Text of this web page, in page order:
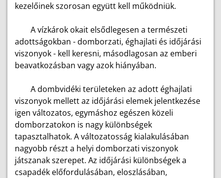
kezelőinek szorosan együtt kell működniük.
A vízkárok okait elsődlegesen a természeti
adottságokban - domborzati, éghajlati és időjárási
viszonyok - kell keresni, másodlagosan az emberi
beavatkozásban vagy azok hiányában.
A dombvidéki területeken az adott éghajlati
viszonyok mellett az időjárási elemek jelentkezése
igen változatos, egymáshoz egészen közeli
domborzatokon is nagy különbségek
tapasztalhatok. A változatosság kialakulásában
nagyobb részt a helyi domborzati viszonyok
játszanak szerepet. Az időjárási különbségek a
csapadék előfordulásában, eloszlásában,